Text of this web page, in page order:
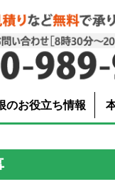
のお役立ち情報